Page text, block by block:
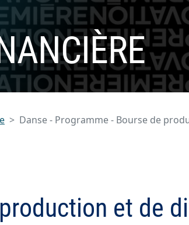
Danse - Programme - Bourse de
et de